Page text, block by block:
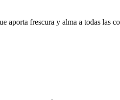
aporta frescura y alma a todas las